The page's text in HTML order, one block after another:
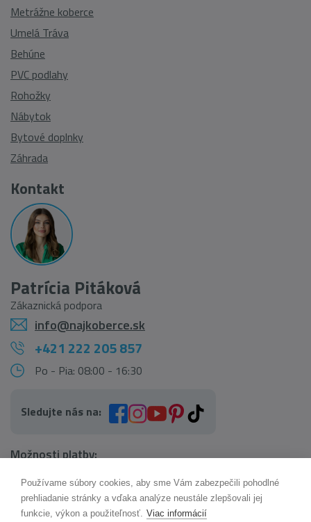
Metrážne koberce
Umelá Tráva
Behúne
PVC podlahy
Rohožky
Nábytok
Bytové doplnky
Záhrada
Kontakt
Patrícia Pitáková
Zákaznická podpora
info@najkoberce.sk
+421 222 205 857
Po - Pia: 08:00 - 16:30
Sledujte nás na:
Možnosti platby:
AI pomocník Maxík
Online
Používame súbory cookies, aby sme Vám zabezpečili pohodlné
prehliadanie stránky a vďaka analýze neustále zlepšovali jej
funkcie, výkon a použiteľnosť. Viac informácií